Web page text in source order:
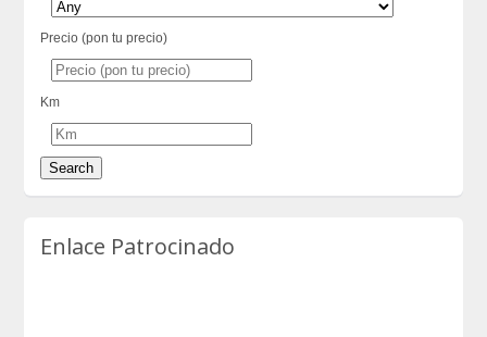
Precio (pon tu precio)
Km
Enlace Patrocinado